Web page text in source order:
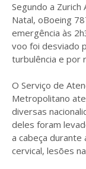
Segundo a
Natal, oBoeing
emergência às
voo foi desviado
turbulência e por
O Serviço de
Metropolitano
diversas
deles foram
a cabeça durante
cervical, lesões